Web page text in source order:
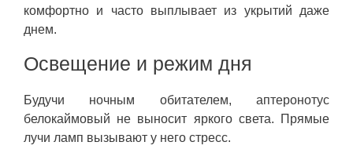
комфортно и часто выплывает из укрытий даже
днем.
Освещение и режим дня
Будучи ночным обитателем, аптеронотус
белокаймовый не выносит яркого света. Прямые
лучи ламп вызывают у него стресс.